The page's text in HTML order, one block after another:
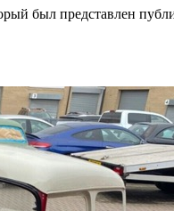
был представлен